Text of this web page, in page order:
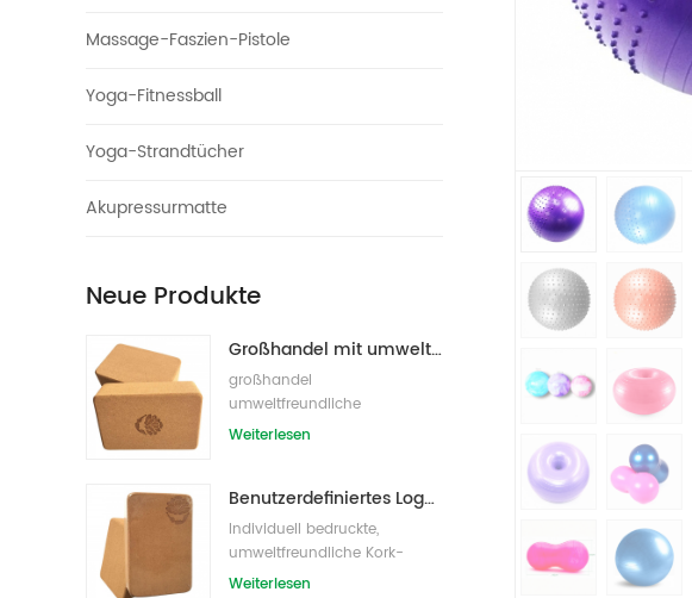
Massage-Faszien-Pistole
Yoga-Fitnessball
Yoga-Strandtücher
Akupressurmatte
Neue Produkte
Großhandel mit umweltfreundlichen Naturkork-Yogablöcken / -ziegeln
großhandel
umweltfreundliche
eigenmarke kork yoga block
Weiterlesen
Benutzerdefiniertes Logo, das umweltfreundliche Kork-Yoga-Blöcke für das Übungstraining druckt
Individuell bedruckte,
umweltfreundliche Kork-
Yoga-Blöcke /Ziegel für
Weiterlesen